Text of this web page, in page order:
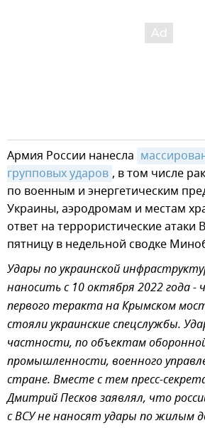
Армия России нанесла
групповых ударов , в том числе
по военным и энергетическим
Украины, аэродромам и местам
ответ на террористические
пятницу в недельной сводке
Удары по украинской
наносить с 10 октября 2022 года -
первого теракта на Крымском
стояли украинские спецслужбы.
частности, по объектам
промышленности, военного
стране. Вместе с тем пресс-
Дмитрий Песков заявлял, что
с ВСУ не наносят удары по жилым